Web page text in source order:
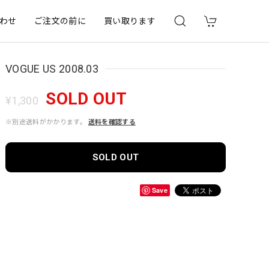
せ ご注文の前に 買い取ります
VOGUE US 2008.03
¥1,300 SOLD OUT
※別途送料がかかります。 送料を確認する
SOLD OUT
Save